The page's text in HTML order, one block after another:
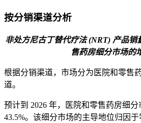
按分销渠道分析
非处方尼古丁替代疗法 (NRT) 产品销
售药房细分市场的
根据分销渠道，市场分为医院和零售
道。
预计到 2026 年，医院和零售药房细
43.5%。该细分市场的主导地位归因